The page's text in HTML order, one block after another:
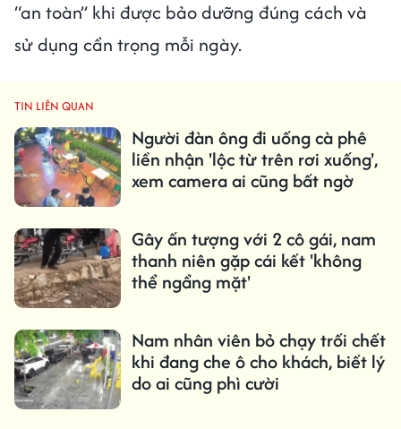
“an toàn” khi được bảo dưỡng đúng cách và
sử dụng cẩn trọng mỗi ngày.
TIN LIÊN QUAN
Người đàn ông đi uống cà phê
liền nhận 'lộc từ trên rơi xuống',
xem camera ai cũng bất ngờ
Gây ấn tượng với 2 cô gái, nam
thanh niên gặp cái kết 'không
thể ngẩng mặt'
Nam nhân viên bỏ chạy trối chết
khi đang che ô cho khách, biết lý
do ai cũng phì cười